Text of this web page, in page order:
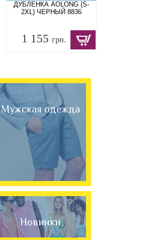
ДУБЛЕНКА AOLONG (S-
2XL) ЧЕРНЫЙ 8836
1 155грн.
Мужская одежда
Новинки